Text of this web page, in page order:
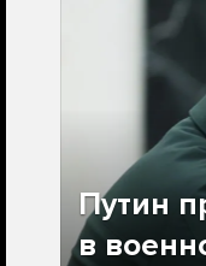
Путин
в